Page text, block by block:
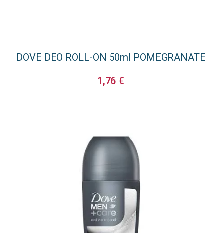
DOVE DEO ROLL-ON 50ml POMEGRANATE
1,76 €